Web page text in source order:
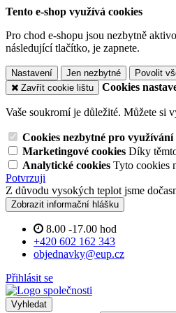
Tento e-shop využívá cookies
Pro chod e-shopu jsou nezbytně
následující tlačítko, je zapnete.
Nastavení Jen nezbytné
Povolit
Zavřít cookie lištu
Cookies
Vaše soukromí je důležité. Můžete si
Cookies nezbytné pro využívání
Marketingové cookies Díky
Analytické cookies Tyto cookies
Potvrzuji
Z důvodu vysokých teplot jsme
Zobrazit informační hlášku
8.00 -17.00 hod
+420 602 162 343
objednavky@eup.cz
Přihlásit se
Vyhledat